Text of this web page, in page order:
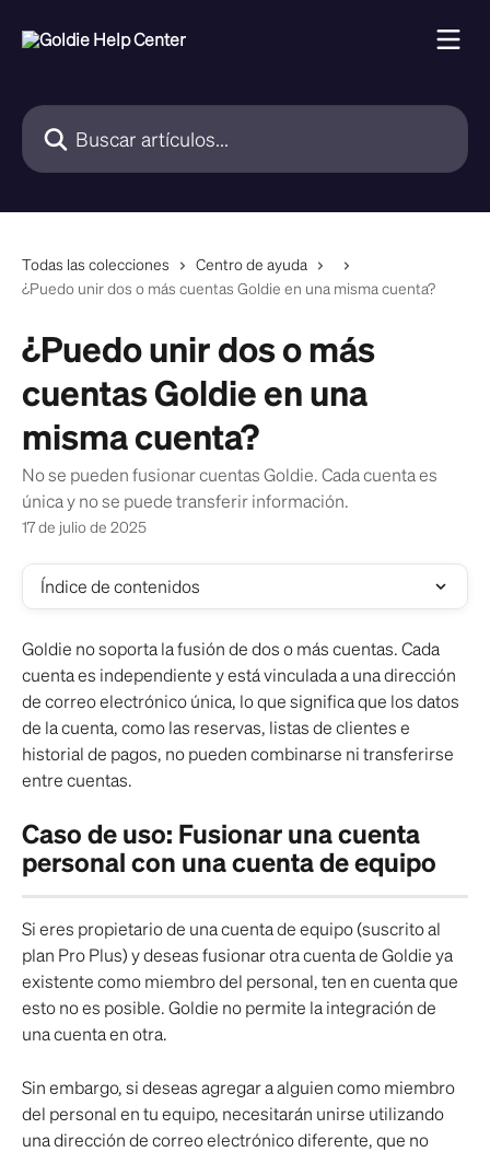
Buscar artículos...
Todas las colecciones
Centro de ayuda
¿Puedo unir dos o más cuentas Goldie en una misma cuenta?
¿Puedo unir dos o más
cuentas Goldie en una
misma cuenta?
No se pueden fusionar cuentas Goldie. Cada cuenta es
única y no se puede transferir información.
17 de julio de 2025
Índice de contenidos
Goldie no soporta la fusión de dos o más cuentas. Cada
cuenta es independiente y está vinculada a una dirección
de correo electrónico única, lo que significa que los datos
de la cuenta, como las reservas, listas de clientes e
historial de pagos, no pueden combinarse ni transferirse
entre cuentas.
Caso de uso: Fusionar una cuenta
personal con una cuenta de equipo
Si eres propietario de una cuenta de equipo (suscrito al
plan Pro Plus) y deseas fusionar otra cuenta de Goldie ya
existente como miembro del personal, ten en cuenta que
esto no es posible. Goldie no permite la integración de
una cuenta en otra.
Sin embargo, si deseas agregar a alguien como miembro
del personal en tu equipo, necesitarán unirse utilizando
una dirección de correo electrónico diferente, que no